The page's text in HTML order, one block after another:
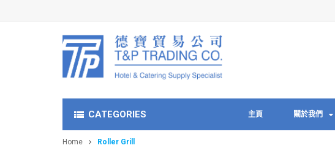
CATEGORIES 主頁 關於我們
Home Roller Grill